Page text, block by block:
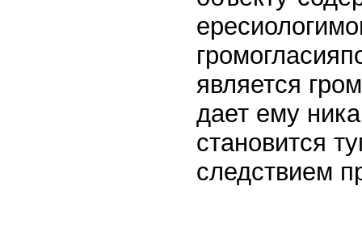
является
дает ему
становится
следствием